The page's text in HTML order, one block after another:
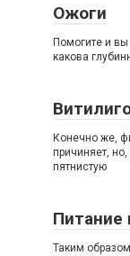
Ожоги
Помогите и
какова
Конечно же,
причиняет,
пятнистую
Питание
Таким